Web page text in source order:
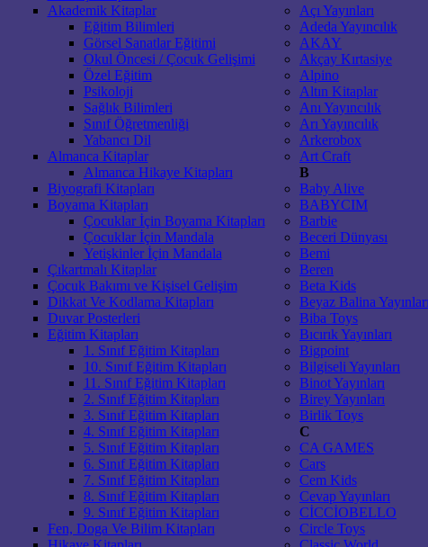
Akademik Kitaplar
Eğitim Bilimleri
Görsel Sanatlar Eğitimi
Okul Öncesi / Çocuk Gelişimi
Özel Eğitim
Psikoloji
Sağlık Bilimleri
Sınıf Öğretmenliği
Yabancı Dil
Almanca Kitaplar
Almanca Hikaye Kitapları
Biyografi Kitapları
Boyama Kitapları
Çocuklar İçin Boyama Kitapları
Çocuklar İçin Mandala
Yetişkinler İçin Mandala
Çıkartmalı Kitaplar
Çocuk Bakımı ve Kişisel Gelişim
Dikkat Ve Kodlama Kitapları
Duvar Posterleri
Eğitim Kitapları
1. Sınıf Eğitim Kitapları
10. Sınıf Eğitim Kitapları
11. Sınıf Eğitim Kitapları
2. Sınıf Eğitim Kitapları
3. Sınıf Eğitim Kitapları
4. Sınıf Eğitim Kitapları
5. Sınıf Eğitim Kitapları
6. Sınıf Eğitim Kitapları
7. Sınıf Eğitim Kitapları
8. Sınıf Eğitim Kitapları
9. Sınıf Eğitim Kitapları
Fen, Doga Ve Bilim Kitapları
Açı Yayınları
Adeda Yayıncılık
AKAY
Akçay Kırtasiye
Alpino
Altın Kitaplar
Anı Yayıncılık
Arı Yayıncılık
Arkerobox
Art Craft
B
Baby Alive
BABYCIM
Barbie
Beceri Dünyası
Bemi
Beren
Beta Kids
Beyaz Balina
Biba Toys
Bıcırık Yayınları
Bigpoint
Bilgiseli Yayınları
Binot Yayınları
Birey Yayınları
Birlik Toys
C
CA GAMES
Cars
Cem Kids
Cevap Yayınları
CİCCİOBELLO
Circle Toys